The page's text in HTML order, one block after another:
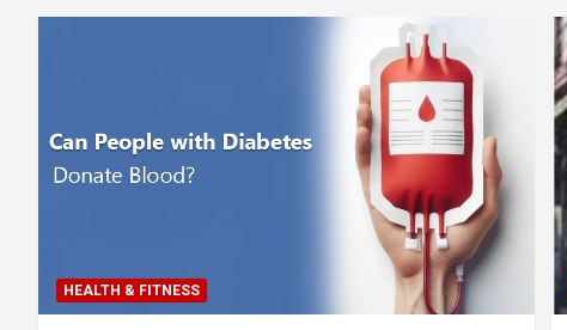
HEALTH & FITNESS